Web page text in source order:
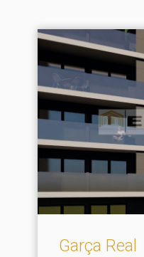
Garça Real